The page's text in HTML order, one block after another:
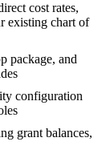
cost rates,
existing chart of
package, and
configuration
grant balances,